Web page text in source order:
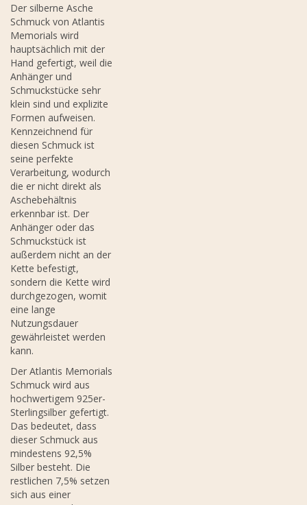
Der silberne Asche
Schmuck von Atlantis
Memorials wird
hauptsächlich mit der
Hand gefertigt, weil die
Anhänger und
Schmuckstücke sehr
klein sind und explizite
Formen aufweisen.
Kennzeichnend für
diesen Schmuck ist
seine perfekte
Verarbeitung, wodurch
die er nicht direkt als
Aschebehältnis
erkennbar ist. Der
Anhänger oder das
Schmuckstück ist
außerdem nicht an der
Kette befestigt,
sondern die Kette wird
durchgezogen, womit
eine lange
Nutzungsdauer
gewährleistet werden
kann.
Der Atlantis Memorials
Schmuck wird aus
hochwertigem 925er-
Sterlingsilber gefertigt.
Das bedeutet, dass
dieser Schmuck aus
mindestens 92,5%
Silber besteht. Die
restlichen 7,5% setzen
sich aus einer